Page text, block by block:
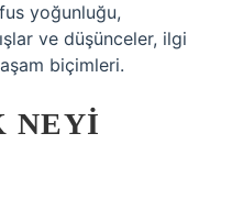
yoğunluğu,
ve düşünceler, ilgi
biçimleri.
NEYI